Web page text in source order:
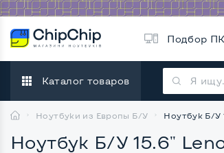
Подбор ПК
Каталог товаров
Ноутбуки из Европы Б/У Ноутбук Б/У
Ноутбук Б/У 15.6"